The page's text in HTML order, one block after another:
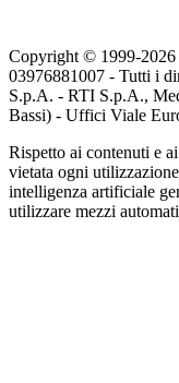
Copyright © 1999-2026
03976881007 - Tutti i
S.p.A. - RTI S.p.A.,
Bassi) - Uffici Viale
Rispetto ai contenuti e
vietata ogni
intelligenza artificiale
utilizzare mezzi